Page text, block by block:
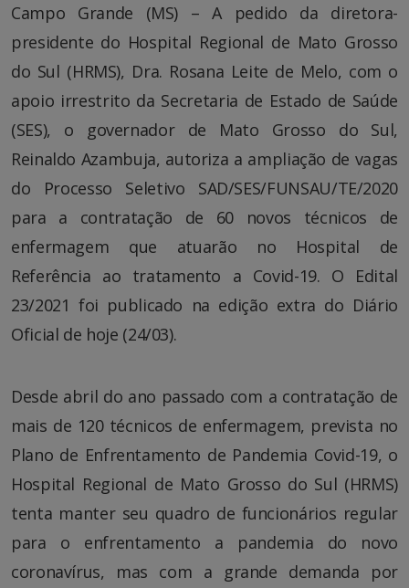
Campo Grande (MS) – A pedido da diretora-
presidente do Hospital Regional de Mato Grosso
do Sul (HRMS), Dra. Rosana Leite de Melo, com o
apoio irrestrito da Secretaria de Estado de Saúde
(SES), o governador de Mato Grosso do Sul,
Reinaldo Azambuja, autoriza a ampliação de vagas
do Processo Seletivo SAD/SES/FUNSAU/TE/2020
para a contratação de 60 novos técnicos de
enfermagem que atuarão no Hospital de
Referência ao tratamento a Covid-19. O Edital
23/2021 foi publicado na edição extra do Diário
Oficial de hoje (24/03).
Desde abril do ano passado com a contratação de
mais de 120 técnicos de enfermagem, prevista no
Plano de Enfrentamento de Pandemia Covid-19, o
Hospital Regional de Mato Grosso do Sul (HRMS)
tenta manter seu quadro de funcionários regular
para o enfrentamento a pandemia do novo
coronavírus, mas com a grande demanda por